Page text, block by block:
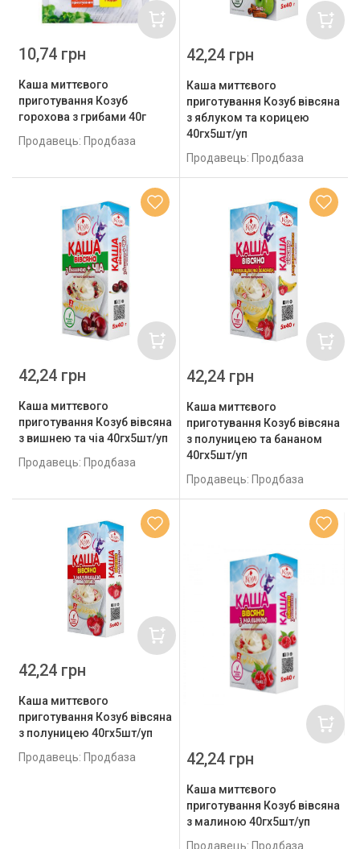
Каша миттєвого
приготування Козуб
горохова з грибами 40г
Продавець: Продбаза
10,74 грн
Каша миттєвого
приготування Козуб вівсяна
з яблуком та корицею
40гх5шт/уп
Продавець: Продбаза
42,24 грн
Каша миттєвого
приготування Козуб вівсяна
з вишнею та чіа 40гх5шт/уп
Продавець: Продбаза
42,24 грн
Каша миттєвого
приготування Козуб вівсяна
з полуницею та бананом
40гх5шт/уп
Продавець: Продбаза
42,24 грн
Каша миттєвого
приготування Козуб вівсяна
з полуницею 40гх5шт/уп
Продавець: Продбаза
42,24 грн
Каша миттєвого
приготування Козуб вівсяна
з малиною 40гх5шт/уп
Продавець: Продбаза
42,24 грн